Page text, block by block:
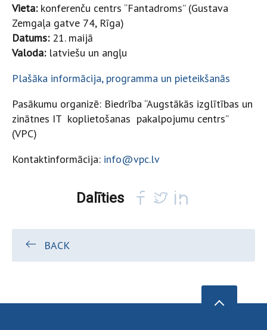
Vieta:konferenču centrs “Fantadroms” (Gustava
Zemgaļa gatve 74, Rīga)
Datums:21. maijā
Valoda:latviešu un angļu
Plašāka informācija, programma un pieteikšanās
Pasākumu organizē: Biedrība “Augstākās izglītības un
zinātnes IT koplietošanas pakalpojumu centrs”
(VPC)
Kontaktinformācija: info@vpc.lv
Dalīties
BACK